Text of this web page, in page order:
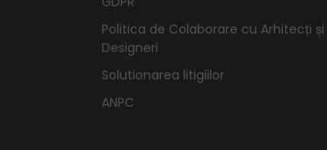
Politica de Colaborare cu Arhitecți și
Designeri
Solutionarea litigiilor
ANPC